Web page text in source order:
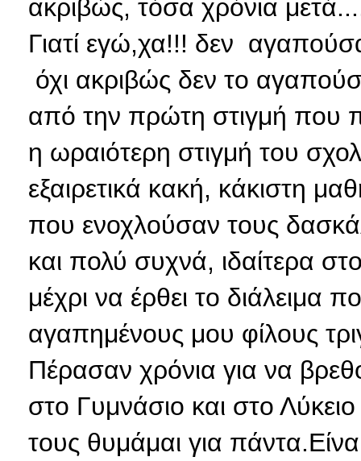
ακριβώς, τόσα χρόνια
Γιατί εγώ,χα!!! δεν
όχι ακριβώς δεν το
από την πρώτη στιγμή που
η ωραιότερη στιγμή του
εξαιρετικά κακή, κάκιστη
που ενοχλούσαν τους
και πολύ συχνά, ιδαίτερα
μέχρι να έρθει το
αγαπημένους μου φίλους
Πέρασαν χρόνια για να
στο Γυμνάσιο και στο
τους θυμάμαι για